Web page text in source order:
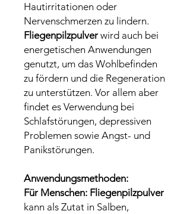
Hautirritationen oder
Nervenschmerzen zu lindern.
Fliegenpilzpulver wird auch bei
energetischen Anwendungen
genutzt, um das Wohlbefinden
zu fördern und die Regeneration
zu unterstützen. Vor allem aber
findet es Verwendung bei
Schlafstörungen, depressiven
Problemen sowie Angst- und
Panikstörungen.
Anwendungsmethoden:
Für Menschen: Fliegenpilzpulver
kann als Zutat in Salben,